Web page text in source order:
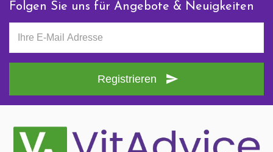
Folgen Sie uns für Angebote & Neuigkeiten
Registrieren